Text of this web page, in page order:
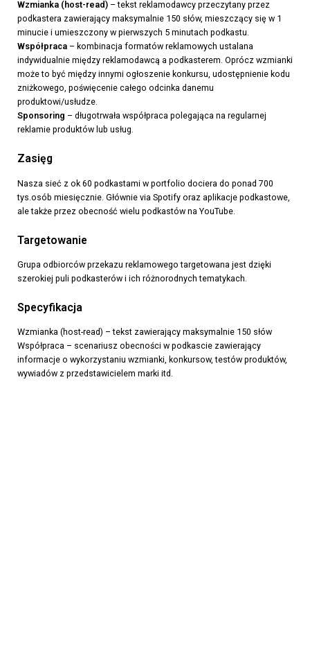
Wzmianka (host-read) – tekst reklamodawcy przeczytany przez
podkastera zawierający maksymalnie 150 słów, mieszczący się w 1
minucie i umieszczony w pierwszych 5 minutach podkastu.
Współpraca – kombinacja formatów reklamowych ustalana
indywidualnie między reklamodawcą a podkasterem. Oprócz wzmianki
może to być między innymi ogłoszenie konkursu, udostępnienie kodu
zniżkowego, poświęcenie całego odcinka danemu
produktowi/usłudze.
Sponsoring – długotrwała współpraca polegająca na regularnej
reklamie produktów lub usług.
Zasięg
Nasza sieć z ok 60 podkastami w portfolio dociera do ponad 700
tys.osób miesięcznie. Głównie via Spotify oraz aplikacje podkastowe,
ale także przez obecność wielu podkastów na YouTube.
Targetowanie
Grupa odbiorców przekazu reklamowego targetowana jest dzięki
szerokiej puli podkasterów i ich różnorodnych tematykach.
Specyfikacja
Wzmianka (host-read) – tekst zawierający maksymalnie 150 słów
Współpraca – scenariusz obecności w podkascie zawierający
informacje o wykorzystaniu wzmianki, konkursow, testów produktów,
wywiadów z przedstawicielem marki itd.